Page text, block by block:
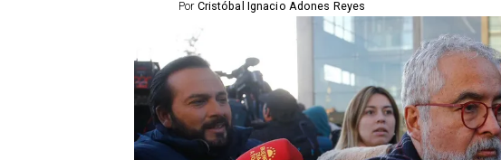
Cristóbal Ignacio Adones Reyes
Por